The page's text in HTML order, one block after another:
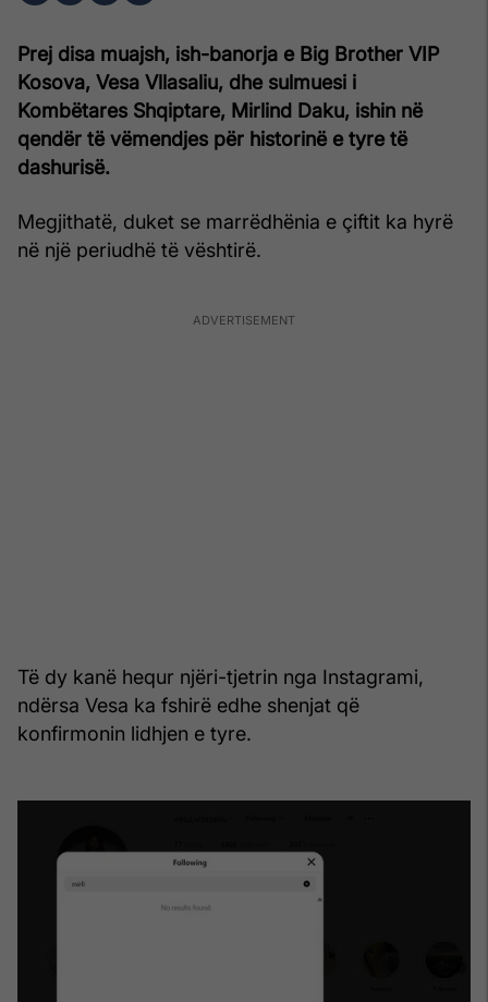
Prej disa muajsh, ish-banorja e Big Brother VIP
Kosova, Vesa Vllasaliu, dhe sulmuesi i
Kombëtares Shqiptare, Mirlind Daku, ishin në
qendër të vëmendjes për historinë e tyre të
dashurisë.
Megjithatë, duket se marrëdhënia e çiftit ka hyrë
në një periudhë të vështirë.
Të dy kanë hequr njëri-tjetrin nga Instagrami,
ndërsa Vesa ka fshirë edhe shenjat që
konfirmonin lidhjen e tyre.